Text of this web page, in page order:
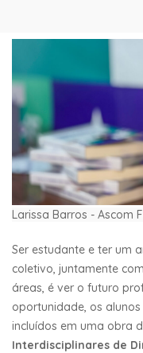
Larissa Barros - Ascom
Ser estudante e ter um
coletivo, juntamente
áreas, é ver o futuro
oportunidade, os
incluídos em uma obra
Interdisciplinares de